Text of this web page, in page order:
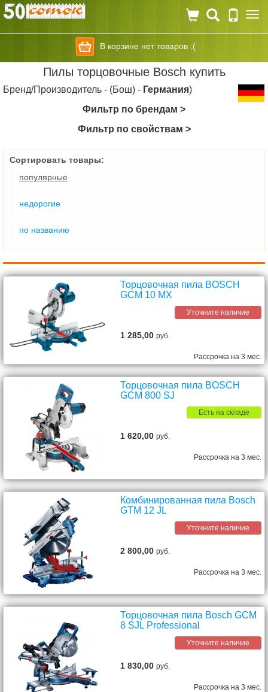
В корзине нет товаров :(
Пилы торцовочные Bosch купить
Бренд/Производитель - (Бош) - Германия)
Фильтр по брендам >
Фильтр по свойствам >
Сортировать товары:
популярные
недорогие
по названию
Торцовочная пила BOSCH
GCM 10 MX
Уточните наличие
1 285,00руб.
Рассрочка на 3 мес.
Торцовочная пила BOSCH
GCM 800 SJ
Есть на складе
1 620,00руб.
Рассрочка на 3 мес.
Комбинированная пила Bosch
GTM 12 JL
Уточните наличие
2 800,00руб.
Рассрочка на 3 мес.
Торцовочная пила Bosch GCM
8 SJL Professional
Уточните наличие
1 830,00руб.
Рассрочка на 3 мес.